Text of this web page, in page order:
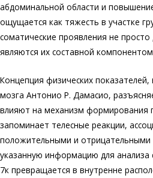
абдоминальной области и
ощущается как тяжесть в участке
соматические проявления не
являются их составной
Концепция физических
мозга Антонио Р. Дамасио,
влияют на механизм формирования
запоминает телесные реакции,
положительными и отрицательными
указанную информацию для анализа
7к превращается в внутренне